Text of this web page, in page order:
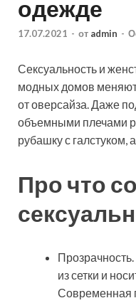
одежде
17.07.2021 - от admin -
Сексуальность и
модных домов
от оверсайза. Даже
объемными плечами
рубашку с галстуком,
Про что
из сетки и
Современная